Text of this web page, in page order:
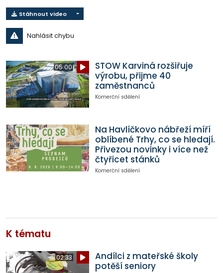
Stáhnout video
Nahlásit chybu
05:00
STOW Karviná rozšiřuje
výrobu, přijme 40
zaměstnanců
Komerční sdělení
Na Havlíčkovo nábřeží míří
oblíbené Trhy, co se hledají.
Přivezou novinky i více než
čtyřicet stánků
Komerční sdělení
K tématu
02:33
Andílci z mateřské školy
potěší seniory